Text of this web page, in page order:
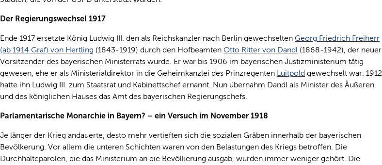
Der Regierungswechsel 1917
Ende 1917 ersetzte König Ludwig III. den als Reichskanzler nach Berlin gewechselten Georg Friedrich Freiherr
(ab 1914 Graf) von Hertling (1843-1919) durch den Hofbeamten Otto Ritter von Dandl (1868-1942), der neuer
Vorsitzender des bayerischen Ministerrats wurde. Er war bis 1906 im bayerischen Justizministerium tätig
gewesen, ehe er als Ministerialdirektor in die Geheimkanzlei des Prinzregenten Luitpold gewechselt war. 1912
hatte ihn Ludwig III. zum Staatsrat und Kabinettschef ernannt. Nun übernahm Dandl als Minister des Äußeren
und des königlichen Hauses das Amt des bayerischen Regierungschefs.
Parlamentarische Monarchie in Bayern? – ein Versuch im November 1918
Je länger der Krieg andauerte, desto mehr vertieften sich die sozialen Gräben innerhalb der bayerischen
Bevölkerung. Vor allem die unteren Schichten waren von den Belastungen des Kriegs betroffen. Die
Durchhalteparolen, die das Ministerium an die Bevölkerung ausgab, wurden immer weniger gehört. Die